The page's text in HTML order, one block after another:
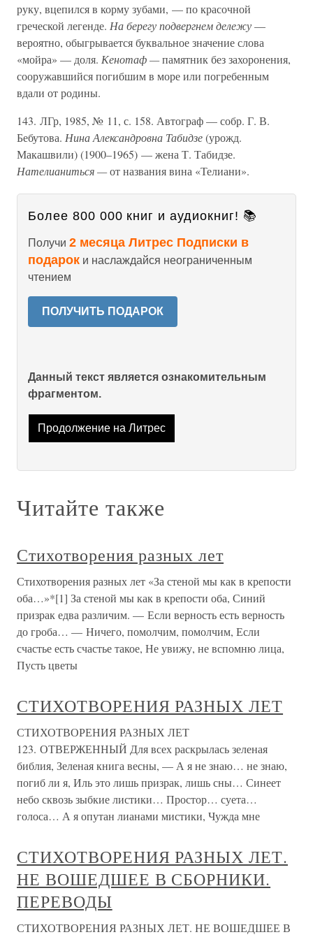
руку, вцепился в корму зубами, — по красочной
греческой легенде. На берегу подвергнем дележу—
вероятно, обыгрывается буквальное значение слова
«мойра» — доля. Кенотаф —памятник без захоронения,
сооружавшийся погибшим в море или погребенным
вдали от родины.
143. ЛГр, 1985, № 11, с. 158. Автограф — собр. Г. В.
Бебутова. Нина Александровна Табидзе(урожд.
Макашвили) (1900–1965) — жена Т. Табидзе.
Нателианиться —от названия вина «Телиани».
Более 800 000 книг и аудиокниг! 📚
Получи 2 месяца Литрес Подписки в
подарок и наслаждайся неограниченным
чтением
ПОЛУЧИТЬ ПОДАРОК
Данный текст является ознакомительным
фрагментом.
Продолжение на Литрес
Читайте также
Стихотворения разных лет
Стихотворения разных лет «За стеной мы как в крепости
оба…»*[1] За стеной мы как в крепости оба, Синий
призрак едва различим. — Если верность есть верность
до гроба… — Ничего, помолчим, помолчим, Если
счастье есть счастье такое, Не увижу, не вспомню лица,
Пусть цветы
СТИХОТВОРЕНИЯ РАЗНЫХ ЛЕТ
СТИХОТВОРЕНИЯ РАЗНЫХ ЛЕТ
123. ОТВЕРЖЕННЫЙ Для всех раскрылась зеленая
библия, Зеленая книга весны, — А я не знаю… не знаю,
погиб ли я, Иль это лишь призрак, лишь сны… Синеет
небо сквозь зыбкие листики… Простор… суета…
голоса… А я опутан лианами мистики, Чужда мне
СТИХОТВОРЕНИЯ РАЗНЫХ ЛЕТ.
НЕ ВОШЕДШЕЕ В СБОРНИКИ.
ПЕРЕВОДЫ
СТИХОТВОРЕНИЯ РАЗНЫХ ЛЕТ. НЕ ВОШЕДШЕЕ В